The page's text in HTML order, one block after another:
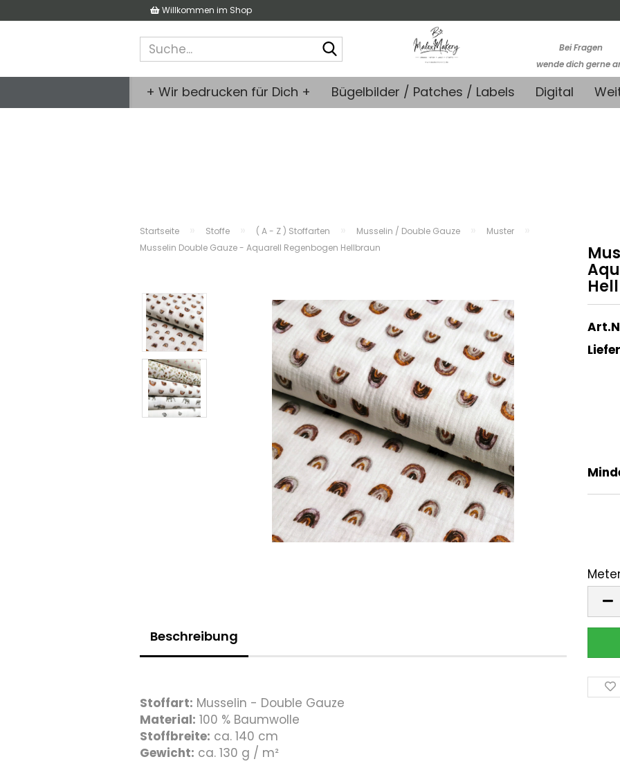
Willkommen im Shop
Bei Fragen
wende dich gerne
-Kein telefonischer
+ Wir bedrucken für Dich + Bügelbilder / Patches / Labels Digital
Startseite Stoffe ( A - Z ) Stoffarten Musselin / Double Gauze Muster
Musselin Double Gauze - Aquarell Regenbogen Hellbraun
Meter
Beschreibung
Stoffart: Musselin - Double Gauze
Material: 100 % Baumwolle
Stoffbreite: ca. 140 cm
Gewicht: ca. 130 g / m²